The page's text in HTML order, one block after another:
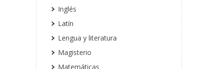
Inglés
Latín
Lengua y literatura
Magisterio
Matemáticas